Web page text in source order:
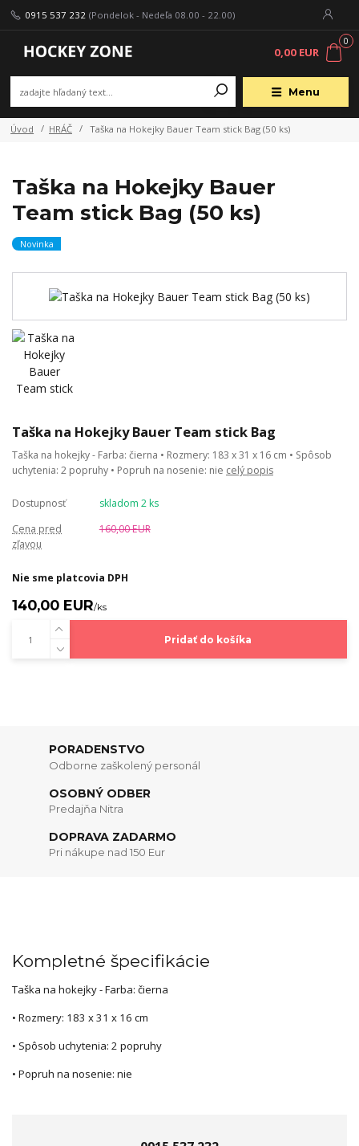
Menu
0915 537 232 (Pondelok - Nedeľa 08.00 - 22.00)
0
0,00 EUR
Úvod HRÁČ Taška na Hokejky Bauer Team stick Bag (50 ks)
Taška na Hokejky Bauer
Team stick Bag (50 ks)
Novinka
Taška na Hokejky Bauer Team stick Bag
Taška na hokejky - Farba: čierna • Rozmery: 183 x 31 x 16 cm • Spôsob
uchytenia: 2 popruhy • Popruh na nosenie: nie celý popis
Dostupnosť
skladom 2 ks
Cena pred
zľavou
160,00 EUR
Nie sme platcovia DPH
140,00 EUR/ks
Pridať do košíka
PORADENSTVO
Odborne zaškolený personál
OSOBNÝ ODBER
Predajňa Nitra
DOPRAVA ZADARMO
Pri nákupe nad 150 Eur
Kompletné špecifikácie
Taška na hokejky - Farba: čierna
• Rozmery: 183 x 31 x 16 cm
• Spôsob uchytenia: 2 popruhy
• Popruh na nosenie: nie